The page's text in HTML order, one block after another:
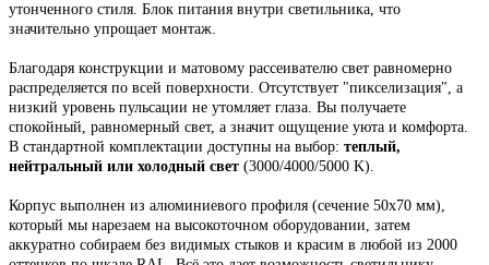
утонченного стиля. Блок питания внутри светильника, что
значительно упрощает монтаж.
Благодаря конструкции и матовому рассеивателю свет равномерно
распределяется по всей поверхности. Отсутствует "пикселизация", а
низкий уровень пульсации не утомляет глаза. Вы получаете
спокойный, равномерный свет, а значит ощущение уюта и комфорта.
В стандартной комплектации доступны на выбор: теплый,
нейтральный или холодный свет (3000/4000/5000 K).
Корпус выполнен из алюминиевого профиля (сечение 50х70 мм),
который мы нарезаем на высокоточном оборудовании, затем
аккуратно собираем без видимых стыков и красим в любой из 2000